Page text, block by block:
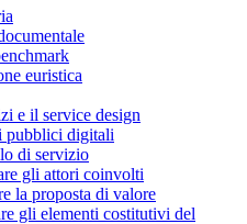
euristica
e il service design
pubblici digitali
di servizio
gli attori coinvolti
la proposta di valore
gli elementi costitutivi del